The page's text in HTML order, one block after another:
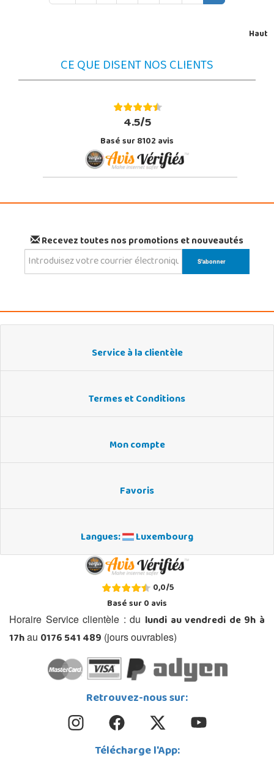
Haut
CE QUE DISENT NOS CLIENTS
4.5/5
Basé sur 8102 avis
Recevez toutes nos promotions et nouveautés
Service à la clientèle
Termes et Conditions
Mon compte
Favoris
Langues: Luxembourg
0,0/5
Basé sur0avis
Horaire Service clientèle : du lundi au vendredi de 9h à
17hau 0176 541 489 (jours ouvrables)
Retrouvez-nous sur:
Télécharge l'App: